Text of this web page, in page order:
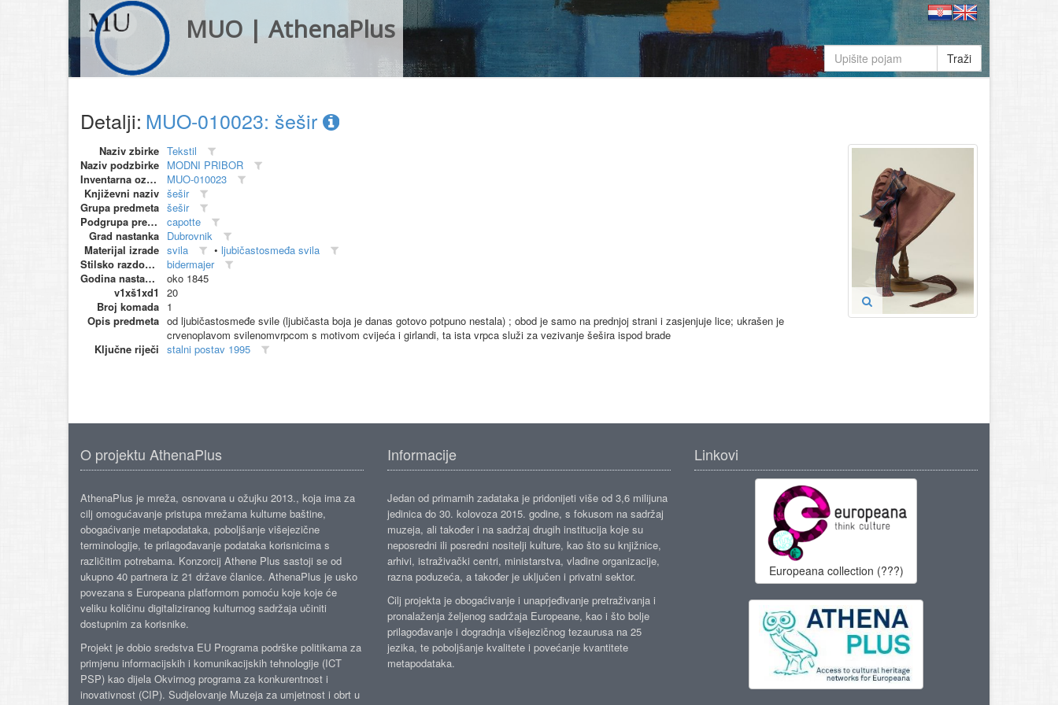
MUO | AthenaPlus
Traži
Detalji: MUO-010023: šešir
Naziv zbirke Tekstil
Naziv podzbirke MODNI PRIBOR
Inventarna oznaka
MUO-010023
Književni naziv šešir
Grupa predmeta šešir
Podgrupa predmeta
capotte
Grad nastanka Dubrovnik
Materijal izrade svila • ljubičastosmeđa svila
Stilsko razdoblje
bidermajer
Godina nastanka
oko 1845
v1xš1xd1
20
Broj komada 1
Opis predmeta od ljubičastosmeđe svile (ljubičasta boja je danas gotovo potpuno nestala) ; obod je samo na prednjoj strani i zasjenjuje lice; ukrašen je
crvenoplavom svilenomvrpcom s motivom cvijeća i girlandi, ta ista vrpca služi za vezivanje šešira ispod brade
Ključne riječi stalni postav 1995
O projektu AthenaPlus
AthenaPlus je mreža, osnovana u ožujku 2013., koja ima za
cilj omogućavanje pristupa mrežama kulturne baštine,
obogaćivanje metapodataka, poboljšanje višejezične
terminologije, te prilagođavanje podataka korisnicima s
različitim potrebama. Konzorcij Athene Plus sastoji se od
ukupno 40 partnera iz 21 države članice. AthenaPlus je usko
povezana s Europeana platformom pomoću koje koje će
veliku količinu digitaliziranog kulturnog sadržaja učiniti
dostupnim za korisnike.
Projekt je dobio sredstva EU Programa podrške politikama za
primjenu informacijskih i komunikacijskih tehnologije (ICT
PSP) kao dijela Okvirnog programa za konkurentnost i
inovativnost (CIP). Sudjelovanje Muzeja za umjetnost i obrt u
Informacije
Jedan od primarnih zadataka je pridonijeti više od 3,6 milijuna
jedinica do 30. kolovoza 2015. godine, s fokusom na sadržaj
muzeja, ali također i na sadržaj drugih institucija koje su
neposredni ili posredni nositelji kulture, kao što su knjižnice,
arhivi, istraživački centri, ministarstva, vladine organizacije,
razna poduzeća, a također je uključen i privatni sektor.
Cilj projekta je obogaćivanje i unaprjeđivanje pretraživanja i
pronalaženja željenog sadržaja Europeane, kao i što bolje
prilagođavanje i dogradnja višejezičnog tezaurusa na 25
jezika, te poboljšanje kvalitete i povećanje kvantitete
metapodataka.
Linkovi
Europeana collection (???)